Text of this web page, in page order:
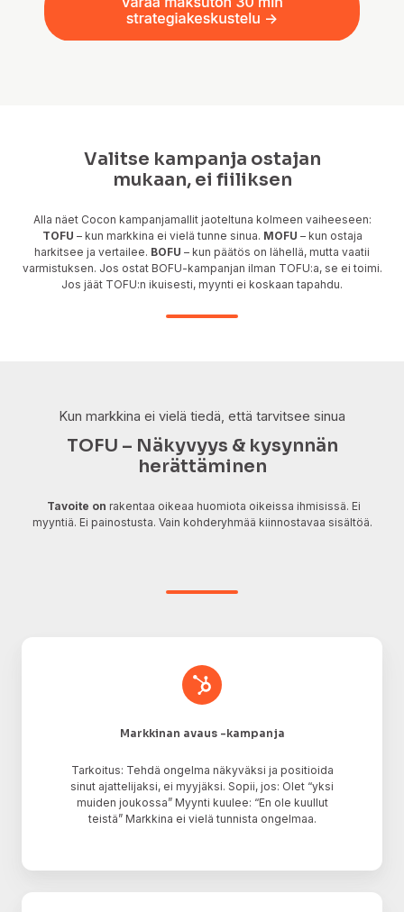
Valitse kampanja ostajan
mukaan, ei fiiliksen
Alla näet Cocon kampanjamallit jaoteltuna kolmeen vaiheeseen:
TOFU – kun markkina ei vielä tunne sinua. MOFU – kun ostaja
harkitsee ja vertailee. BOFU – kun päätös on lähellä, mutta vaatii
varmistuksen. Jos ostat BOFU-kampanjan ilman TOFU:a, se ei toimi.
Jos jäät TOFU:n ikuisesti, myynti ei koskaan tapahdu.
Kun markkina ei vielä tiedä, että tarvitsee sinua
TOFU – Näkyvyys & kysynnän
herättäminen
Tavoite on rakentaa oikeaa huomiota oikeissa ihmisissä. Ei
myyntiä. Ei painostusta. Vain kohderyhmää kiinnostavaa sisältöä.
Markkinan avaus -kampanja
Tarkoitus: Tehdä ongelma näkyväksi ja positioida
sinut ajattelijaksi, ei myyjäksi. Sopii, jos: Olet “yksi
muiden joukossa” Myynti kuulee: “En ole kuullut
teistä” Markkina ei vielä tunnista ongelmaa.
-
kampanja